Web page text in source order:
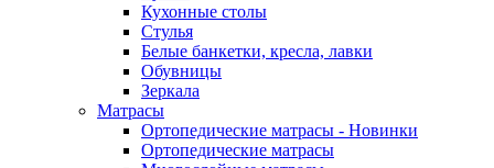
Кухонные столы
Стулья
Белые банкетки, кресла, лавки
Обувницы
Зеркала
Матрасы
Ортопедические матрасы - Новинки
Ортопедические матрасы